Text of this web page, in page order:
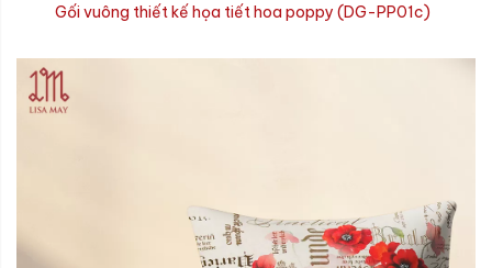
Gối vuông thiết kế họa tiết hoa poppy (DG-PP01c)